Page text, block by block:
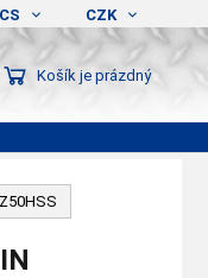
CS CZK
Košík je prázdný